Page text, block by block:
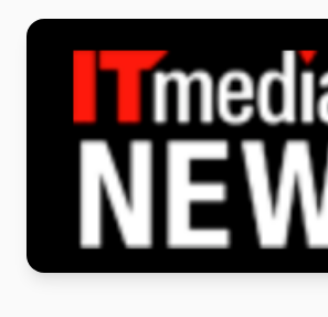
日本語 English